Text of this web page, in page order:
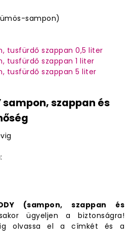
sampon)
tusfürdő szappan 0,5 liter
tusfürdő szappan 1 liter
tusfürdő szappan 5 liter
sampon, szappan és
(sampon, szappan és
ügyeljen a biztonságra!
olvassa el a címkét és a